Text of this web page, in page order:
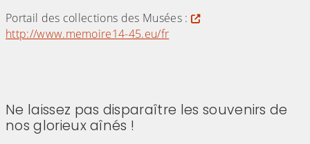
Portail des collections des Musées :
http://www.memoire14-45.eu/fr
Ne laissez pas disparaître les souvenirs de
nos glorieux aînés !